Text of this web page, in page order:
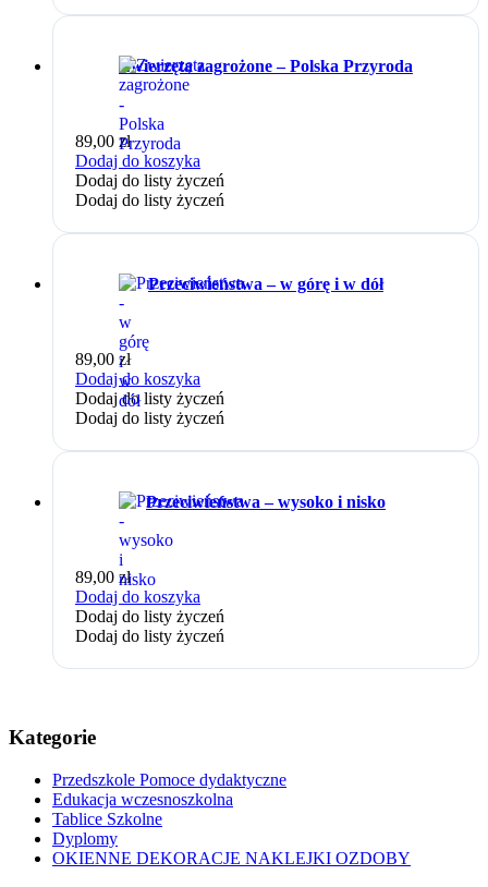
Zwierzęta zagrożone – Polska Przyroda
89,00 zł
Dodaj do koszyka
Dodaj do listy życzeń
Dodaj do listy życzeń
Przeciwieństwa – w górę i w dół
89,00 zł
Dodaj do koszyka
Dodaj do listy życzeń
Dodaj do listy życzeń
Przeciwieństwa – wysoko i nisko
89,00 zł
Dodaj do koszyka
Dodaj do listy życzeń
Dodaj do listy życzeń
Kategorie
Przedszkole Pomoce dydaktyczne
Edukacja wczesnoszkolna
Tablice Szkolne
Dyplomy
OKIENNE DEKORACJE NAKLEJKI OZDOBY